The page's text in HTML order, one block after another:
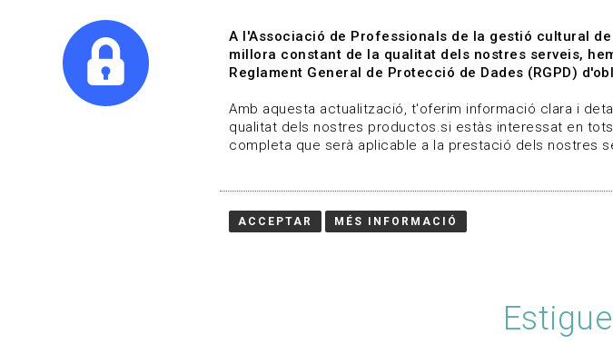
Qui som Línies de treball
A l'Associació de Professionals de la gestió cultural
millora constant de la qualitat dels nostres serveis,
Reglament General de Protecció de Dades (RGPD)
Amb aquesta actualització, t'oferim informació clara i
qualitat dels nostres productos.si estàs interessat en
completa que serà aplicable a la prestació dels nostres
ACCEPTAR MÉS INFORMACIÓ